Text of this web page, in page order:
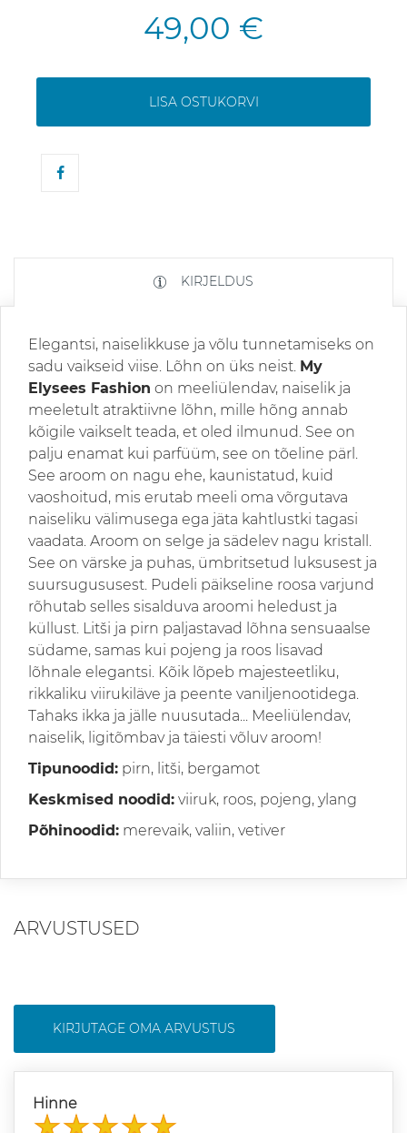
49,00 €
LISA OSTUKORVI
KIRJELDUS
Elegantsi, naiselikkuse ja võlu tunnetamiseks on
sadu vaikseid viise. Lõhn on üks neist. My
Elysees Fashion on meeliülendav, naiselik ja
meeletult atraktiivne lõhn, mille hõng annab
kõigile vaikselt teada, et oled ilmunud. See on
palju enamat kui parfüüm, see on tõeline pärl.
See aroom on nagu ehe, kaunistatud, kuid
vaoshoitud, mis erutab meeli oma võrgutava
naiseliku välimusega ega jäta kahtlustki tagasi
vaadata. Aroom on selge ja sädelev nagu kristall.
See on värske ja puhas, ümbritsetud luksusest ja
suursugususest. Pudeli päikseline roosa varjund
rõhutab selles sisalduva aroomi heledust ja
küllust. Litši ja pirn paljastavad lõhna sensuaalse
südame, samas kui pojeng ja roos lisavad
lõhnale elegantsi. Kõik lõpeb majesteetliku,
rikkaliku viirukiläve ja peente vaniljenootidega.
Tahaks ikka ja jälle nuusutada... Meeliülendav,
naiselik, ligitõmbav ja täiesti võluv aroom!
Tipunoodid: pirn, litši, bergamot
Keskmised noodid: viiruk, roos, pojeng, ylang
Põhinoodid: merevaik, valiin, vetiver
ARVUSTUSED
KIRJUTAGE OMA ARVUSTUS
Hinne